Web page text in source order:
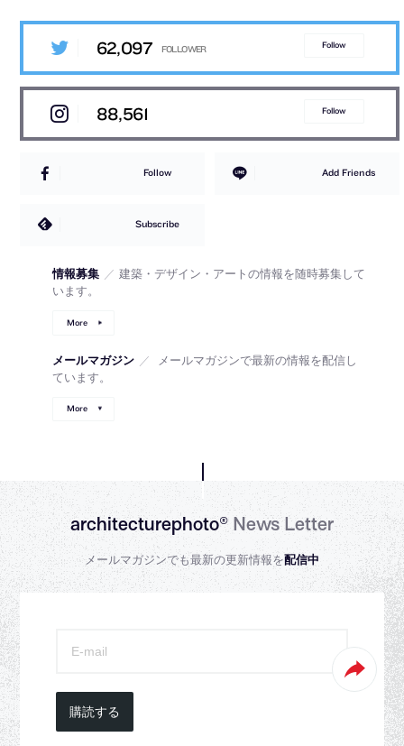
62,097 Follow
88,561 Follow
Follow Add Friends
Subscribe
情報募集 ／ 建築・デザイン・アートの情報を随時募集して
います。
More
メールマガジン ／
メールマガジンで最新の情報を配信し
ています。
More
architecturephoto®News Letter
メールマガジンでも最新の更新情報を配信中
購読する